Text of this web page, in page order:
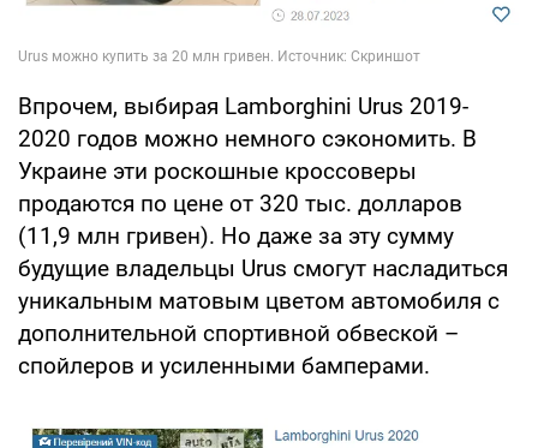
Впрочем, выбирая Lamborghini Urus 2019-
2020 годов можно немного сэкономить. В
Украине эти роскошные кроссоверы
продаются по цене от 320 тыс. долларов
(11,9 млн гривен). Но даже за эту сумму
будущие владельцы Urus смогут насладиться
уникальным матовым цветом автомобиля с
дополнительной спортивной обвеской –
спойлеров и усиленными бамперами.